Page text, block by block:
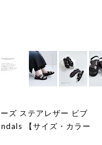
ズ ステアレザー ビブ
【サイズ・カラー